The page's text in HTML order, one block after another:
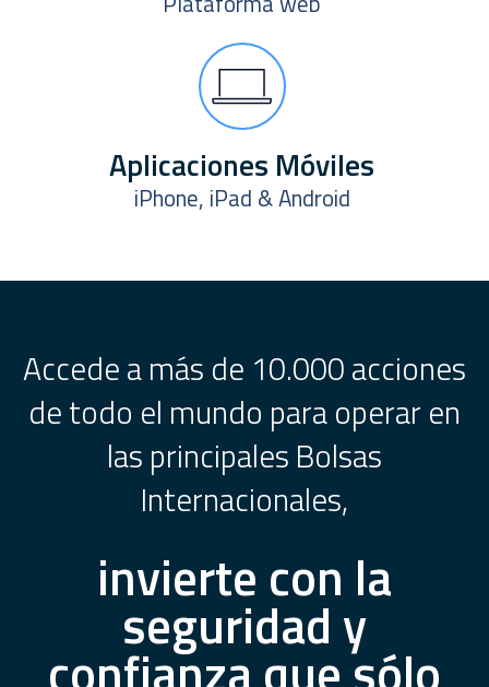
Aplicaciones Móviles
iPhone, iPad & Android
Accede a más de 10.000 acciones
de todo el mundo para operar en
las principales Bolsas
Internacionales,
invierte con la
seguridad y